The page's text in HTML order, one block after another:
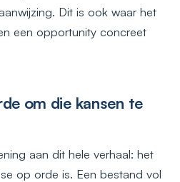
Dit is ook waar het
een opportunity concreet
om die kansen te
aan dit hele verhaal: het
op orde is. Een bestand vol